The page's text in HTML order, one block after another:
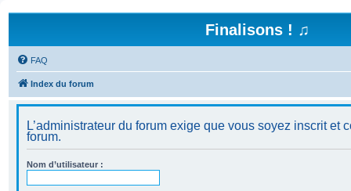
Finalisons ! ♫
FAQ
Index du forum
L’administrateur du forum exige que vous soyez inscrit et
forum.
Nom d’utilisateur :